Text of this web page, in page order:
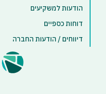
הודעות למשקיעים
דוחות כספיים
דיווחים / הודעות החברה